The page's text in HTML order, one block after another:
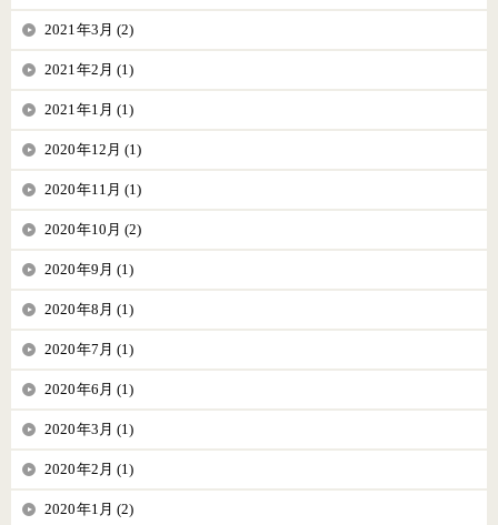
2021年3月 (2)
2021年2月 (1)
2021年1月 (1)
2020年12月 (1)
2020年11月 (1)
2020年10月 (2)
2020年9月 (1)
2020年8月 (1)
2020年7月 (1)
2020年6月 (1)
2020年3月 (1)
2020年2月 (1)
2020年1月 (2)